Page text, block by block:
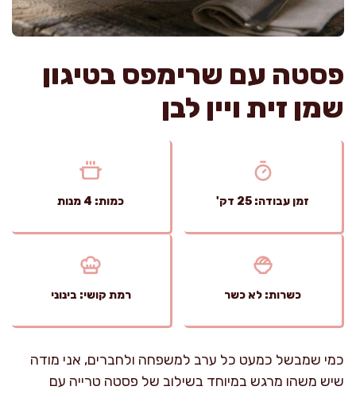
פסטה עם שרימפס בטיגון
שמן זית ויין לבן
זמן עבודה: 25 דק' כמות: 4 מנות
כשרות: לא כשר רמת קושי: בינוני
כמי שמבשל כמעט כל ערב למשפחה ולחברים, אני מודה
שיש משהו מרגש במיוחד בשילוב של פסטה טרייה עם